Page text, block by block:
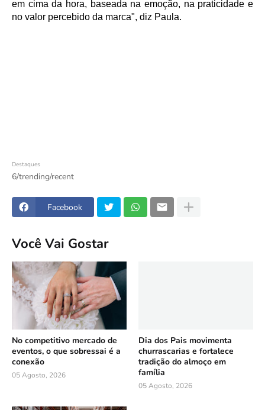
em cima da hora, baseada na emoção, na praticidade e
no valor percebido da marca", diz Paula.
Destaques
6/trending/recent
Facebook
Você Vai Gostar
No competitivo mercado de
eventos, o que sobressai é a
conexão
05 Agosto, 2026
Dia dos Pais movimenta
churrascarias e fortalece
tradição do almoço em
família
05 Agosto, 2026